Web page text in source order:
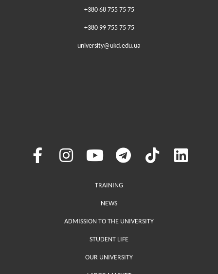
+380 68 755 75 75
+380 99 755 75 75
university@ukd.edu.ua
Меню у хедері
TRAINING
NEWS
ADMISSION TO THE UNIVERSITY
STUDENT LIFE
OUR UNIVERSITY